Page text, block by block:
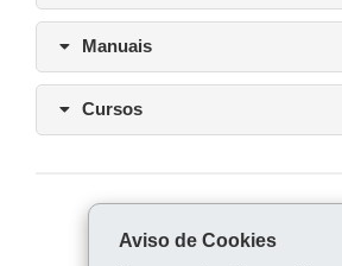
Manuais
Cursos
Aviso de Cookies